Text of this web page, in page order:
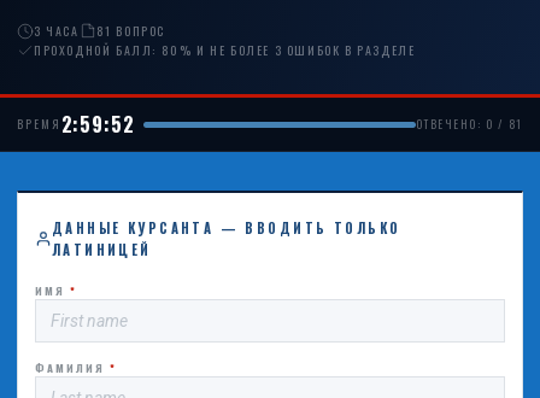
3 ЧАСА
81 ВОПРОС
ПРОХОДНОЙ БАЛЛ: 80% И НЕ БОЛЕЕ 3 ОШИБОК В РАЗДЕЛЕ
ВРЕМЯ 2:59:51 ОТВЕЧЕНО: 0 / 81
ДАННЫЕ КУРСАНТА — ВВОДИТЬ ТОЛЬКО
ЛАТИНИЦЕЙ
ИМЯ *
ФАМИЛИЯ *